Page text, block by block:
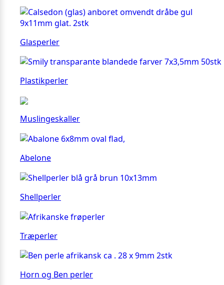
Glasperler
Plastikperler
Muslingeskaller
Abelone
Shellperler
Træperler
Horn og Ben perler